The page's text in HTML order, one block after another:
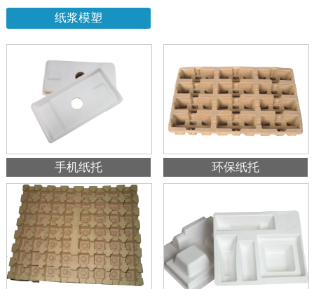
纸浆模塑
手机纸托 环保纸托